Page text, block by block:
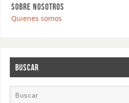
SOBRE NOSOTROS
Quienes somos
BUSCAR